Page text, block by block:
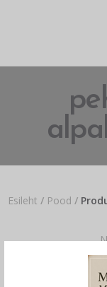
Esileht / Pood /